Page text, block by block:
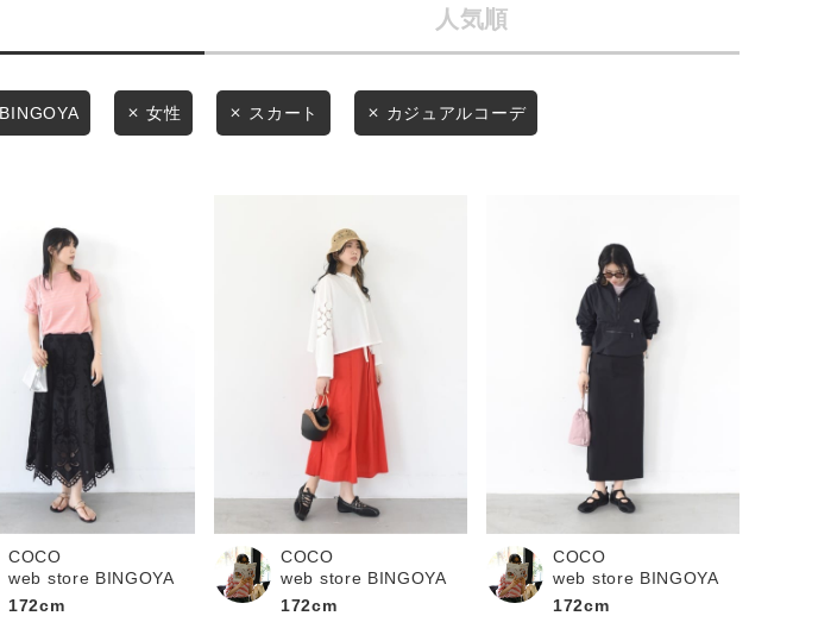
絞り込み検索
ゴリから探す
イリングから探す
ンドから探す
店舗一覧
会社概要
採用情報
ギフトカード
らせ・ご利用ガイド
らせ
用ガイド
トラッピング
い合わせ
無料公式アプリダウンロード
セール価格 WEB限定
在庫なし含む
で絞り込む
人気順
女性 スカート カジュアルコーデ
COCO
web store BINGOYA
172cm
COCO
web store BINGOYA
172cm
COCO
web store BINGOYA
172cm